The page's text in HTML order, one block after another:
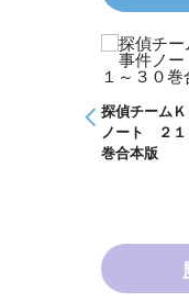
探偵チームＫＺ事件
ノート ２１～３０
探
ノ